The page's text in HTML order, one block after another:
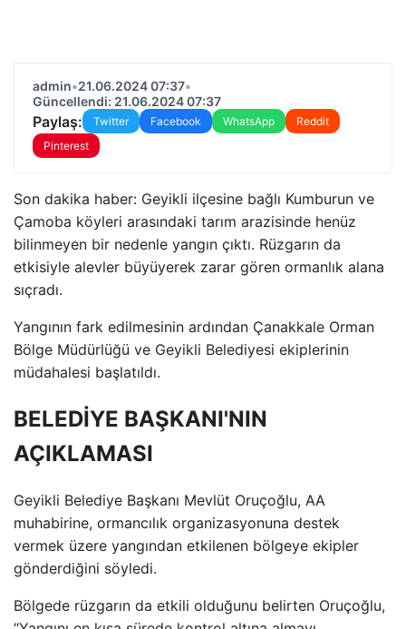
admin•21.06.2024 07:37•
Güncellendi: 21.06.2024 07:37
Paylaş: Twitter Facebook WhatsApp
Reddit
Pinterest
Son dakika haber: Geyikli ilçesine bağlı Kumburun ve
Çamoba köyleri arasındaki tarım arazisinde henüz
bilinmeyen bir nedenle yangın çıktı. Rüzgarın da
etkisiyle alevler büyüyerek zarar gören ormanlık alana
sıçradı.
Yangının fark edilmesinin ardından Çanakkale Orman
Bölge Müdürlüğü ve Geyikli Belediyesi ekiplerinin
müdahalesi başlatıldı.
BELEDİYE BAŞKANI'NIN
AÇIKLAMASI
Geyikli Belediye Başkanı Mevlüt Oruçoğlu, AA
muhabirine, ormancılık organizasyonuna destek
vermek üzere yangından etkilenen bölgeye ekipler
gönderdiğini söyledi.
Bölgede rüzgarın da etkili olduğunu belirten Oruçoğlu,